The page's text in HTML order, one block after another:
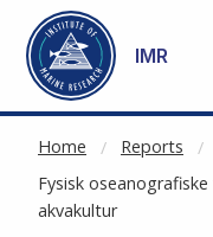
Go to main content
IMR
Home
Reports
Fysisk
akvakultur
NOT CACHED